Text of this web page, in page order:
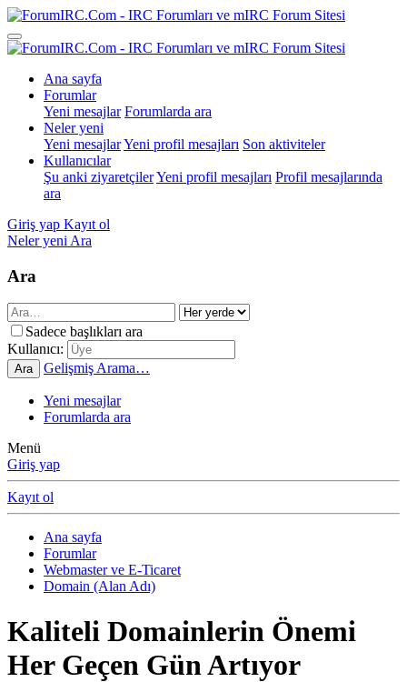
Ana sayfa
Forumlar
Yeni mesajlar Forumlarda ara
Neler yeni
Yeni mesajlarYeni profil mesajları Son aktiviteler
Kullanıcılar
Şu anki ziyaretçilerYeni profil mesajları Profil mesajlarında
ara
Giriş yap Kayıt ol
Neler yeni Ara
Ara
Sadece başlıkları ara
Kullanıcı:
Ara Gelişmiş Arama…
Yeni mesajlar
Forumlarda ara
Menü
Giriş yap
Kayıt ol
Ana sayfa
Forumlar
Webmaster ve E-Ticaret
Domain (Alan Adı)
Kaliteli Domainlerin Önemi
Her Geçen Gün Artıyor